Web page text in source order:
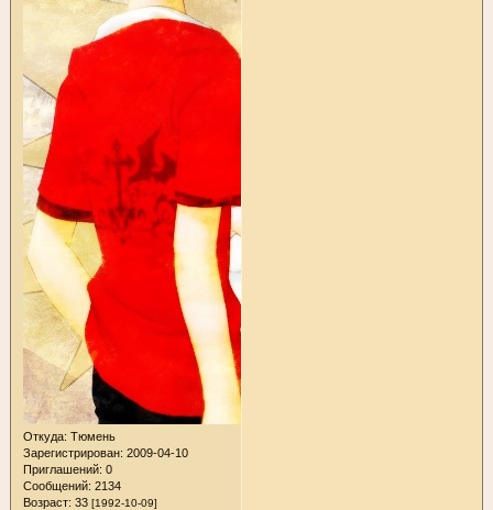
Откуда: Тюмень
Зарегистрирован: 2009-04-10
Приглашений: 0
Сообщений: 2134
Возраст: 33 [1992-10-09]